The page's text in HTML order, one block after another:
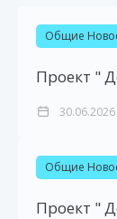
Общие
Проект "
30.06.2026
Общие
Проект "